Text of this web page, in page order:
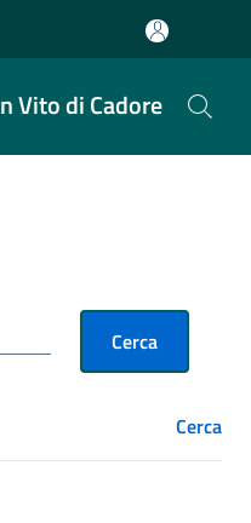
Vito di Cadore
Cerca
Cerca